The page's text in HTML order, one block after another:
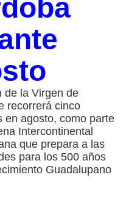
de la Virgen de
recorrerá cinco
en agosto, como parte
Intercontinental
que prepara a las
para los 500 años
Guadalupano